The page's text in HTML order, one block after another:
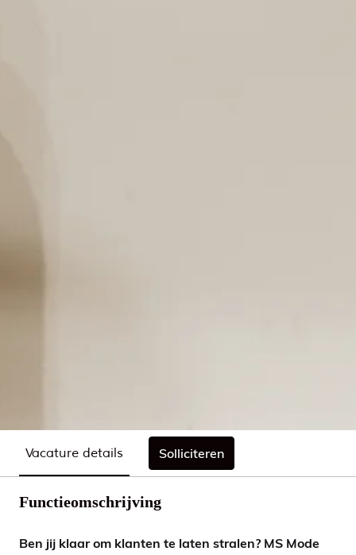
Vacature details Solliciteren
Functieomschrijving
Ben jij klaar om klanten te laten stralen? MS Mode